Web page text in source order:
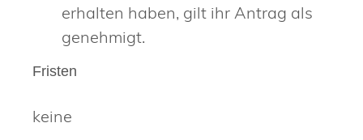
erhalten haben, gilt ihr Antrag als
genehmigt.
Fristen
keine